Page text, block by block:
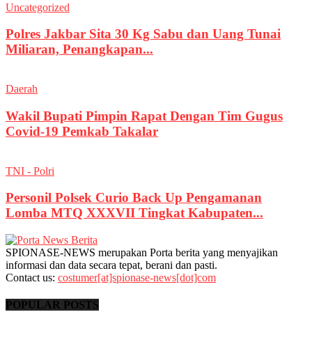
Uncategorized
Polres Jakbar Sita 30 Kg Sabu dan Uang Tunai
Miliaran, Penangkapan...
Daerah
Wakil Bupati Pimpin Rapat Dengan Tim Gugus
Covid-19 Pemkab Takalar
TNI - Polri
Personil Polsek Curio Back Up Pengamanan
Lomba MTQ XXXVII Tingkat Kabupaten...
SPIONASE-NEWS merupakan Porta berita yang menyajikan
informasi dan data secara tepat, berani dan pasti.
Contact us: costumer[at]spionase-news[dot]com
POPULAR POSTS